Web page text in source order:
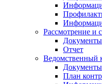
Рассмотрение и
Документы
Отчет
Ведомственный
Документы
План